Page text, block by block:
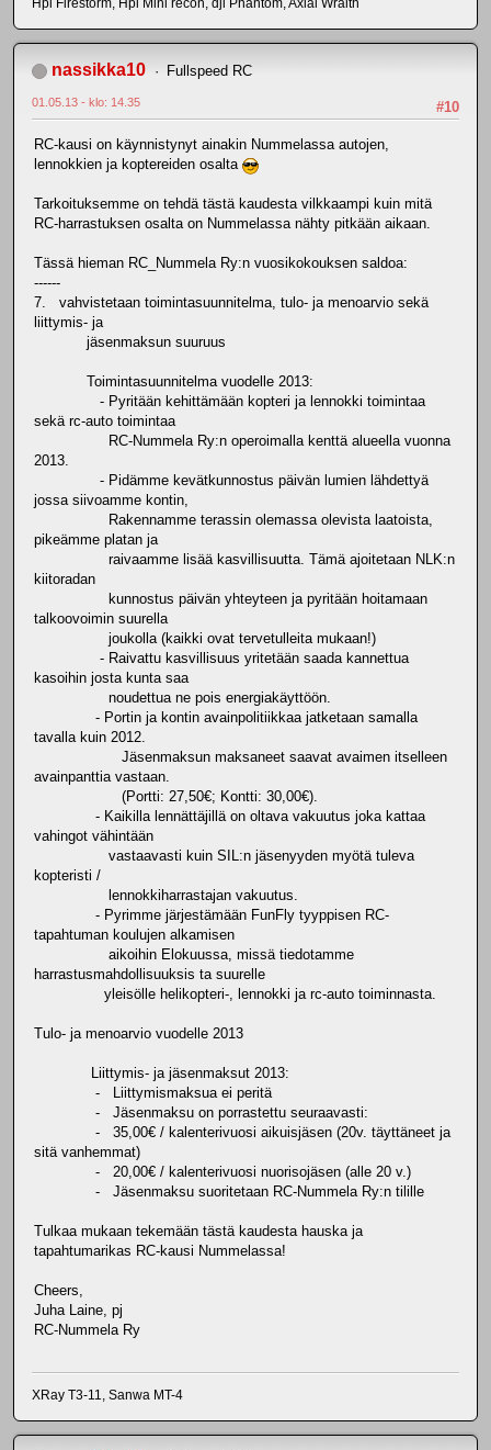
Hpi Firestorm, Hpi Mini recon, dji Phantom, Axial Wraith
nassikka10 Fullspeed RC
#10
01.05.13 - klo: 14.35
RC-kausi on käynnistynyt ainakin Nummelassa autojen,
lennokkien ja koptereiden osalta
Tarkoituksemme on tehdä tästä kaudesta vilkkaampi kuin mitä
RC-harrastuksen osalta on Nummelassa nähty pitkään aikaan.
Tässä hieman RC_Nummela Ry:n vuosikokouksen saldoa:
------
7. vahvistetaan toimintasuunnitelma, tulo- ja menoarvio sekä
liittymis- ja
jäsenmaksun suuruus
Toimintasuunnitelma vuodelle 2013:
- Pyritään kehittämään kopteri ja lennokki toimintaa
sekä rc-auto toimintaa
RC-Nummela Ry:n operoimalla kenttä alueella vuonna
2013.
- Pidämme kevätkunnostus päivän lumien lähdettyä
jossa siivoamme kontin,
Rakennamme terassin olemassa olevista laatoista,
pikeämme platan ja
raivaamme lisää kasvillisuutta. Tämä ajoitetaan NLK:n
kiitoradan
kunnostus päivän yhteyteen ja pyritään hoitamaan
talkoovoimin suurella
joukolla (kaikki ovat tervetulleita mukaan!)
- Raivattu kasvillisuus yritetään saada kannettua
kasoihin josta kunta saa
noudettua ne pois energiakäyttöön.
- Portin ja kontin avainpolitiikkaa jatketaan samalla
tavalla kuin 2012.
Jäsenmaksun maksaneet saavat avaimen itselleen
avainpanttia vastaan.
(Portti: 27,50€; Kontti: 30,00€).
- Kaikilla lennättäjillä on oltava vakuutus joka kattaa
vahingot vähintään
vastaavasti kuin SIL:n jäsenyyden myötä tuleva
kopteristi /
lennokkiharrastajan vakuutus.
- Pyrimme järjestämään FunFly tyyppisen RC-
tapahtuman koulujen alkamisen
aikoihin Elokuussa, missä tiedotamme
harrastusmahdollisuuksis ta suurelle
yleisölle helikopteri-, lennokki ja rc-auto toiminnasta.
Tulo- ja menoarvio vuodelle 2013
Liittymis- ja jäsenmaksut 2013:
- Liittymismaksua ei peritä
- Jäsenmaksu on porrastettu seuraavasti:
- 35,00€ / kalenterivuosi aikuisjäsen (20v. täyttäneet ja
sitä vanhemmat)
- 20,00€ / kalenterivuosi nuorisojäsen (alle 20 v.)
- Jäsenmaksu suoritetaan RC-Nummela Ry:n tilille
Tulkaa mukaan tekemään tästä kaudesta hauska ja
tapahtumarikas RC-kausi Nummelassa!
Cheers,
Juha Laine, pj
RC-Nummela Ry
XRay T3-11, Sanwa MT-4